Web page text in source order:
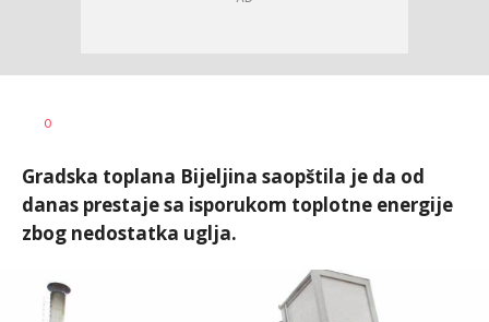
AUTOR
0
Gradska toplana Bijeljina saopštila je da od
danas prestaje sa isporukom toplotne energije
zbog nedostatka uglja.